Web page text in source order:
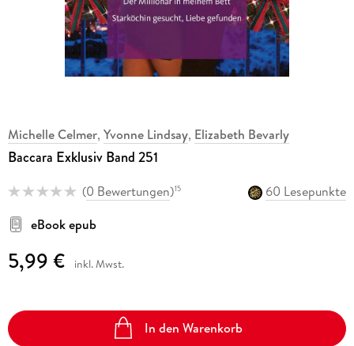
Michelle Celmer, Yvonne Lindsay, Elizabeth Bevarly
Baccara Exklusiv Band 251
(0 Bewertungen)15
60 Lesepunkte
eBook epub
5,99 € inkl. Mwst.
In den Warenkorb